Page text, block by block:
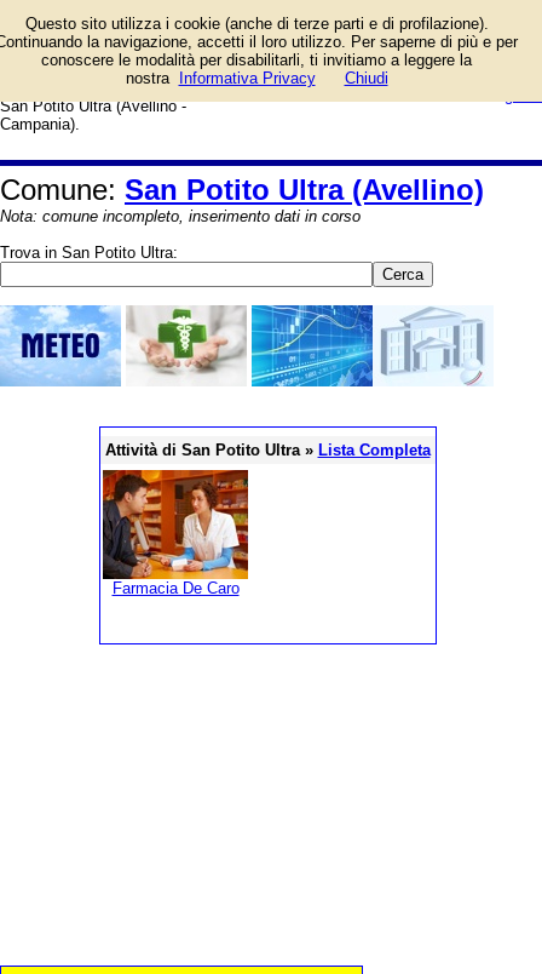
e dei fornitori di servizi e prodotti.
Offerte speciali e notizie di
negozi, aziende, artigiani e
professionisti. Guida web alla città di
San Potito Ultra (Avellino -
Campania).
Comune: San Potito Ultra (Avellino)
Nota: comune incompleto, inserimento dati in corso
Trova in San Potito Ultra:
Attività di San Potito Ultra » Lista Completa
Farmacia De Caro
Questo sito utilizza i cookie (anche di terze parti e di profilazione).
la navigazione, accetti il loro utilizzo. Per saperne di più e per
conoscere le modalità per disabilitarli, ti invitiamo a leggere la
nostra
Informativa Privacy Chiudi